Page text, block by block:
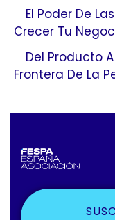
El Poder De
Crecer Tu
Del Producto
Frontera De La